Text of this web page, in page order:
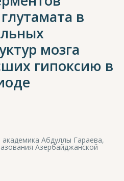
в
мозга
гипоксию в
Абдуллы Гараева,
Азербайджанской